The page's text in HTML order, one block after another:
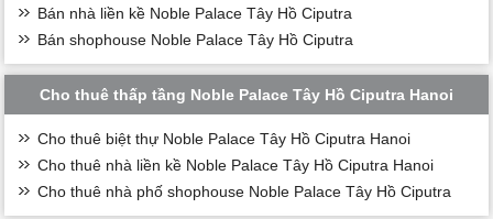
Bán nhà liền kề Noble Palace Tây Hồ Ciputra
Bán shophouse Noble Palace Tây Hồ Ciputra
Cho thuê thấp tầng Noble Palace Tây Hồ Ciputra Hanoi
Cho thuê biệt thự Noble Palace Tây Hồ Ciputra Hanoi
Cho thuê nhà liền kề Noble Palace Tây Hồ Ciputra Hanoi
Cho thuê nhà phố shophouse Noble Palace Tây Hồ Ciputra